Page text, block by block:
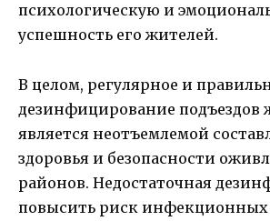
психологическую и
успешность его жителей.
В целом, регулярное и
дезинфицирование подъездов
является неотъемлемой
здоровья и безопасности
районов. Недостаточная
повысить риск инфекционных